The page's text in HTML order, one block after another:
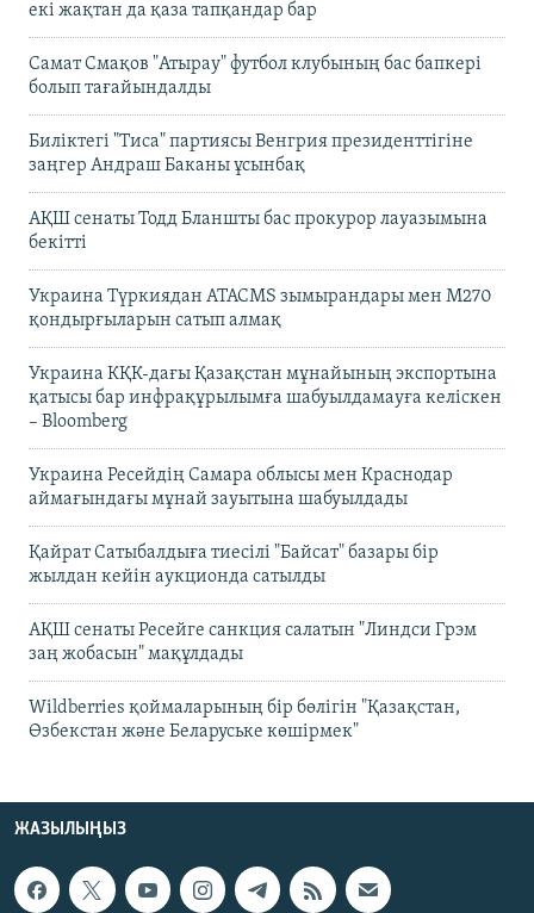
екі жақтан да қаза тапқандар бар
Самат Смақов "Атырау" футбол клубының бас бапкері
болып тағайындалды
Биліктегі "Тиса" партиясы Венгрия президенттігіне
заңгер Андраш Баканы ұсынбақ
АҚШ сенаты Тодд Бланшты бас прокурор лауазымына
бекітті
Украина Түркиядан ATACMS зымырандары мен M270
қондырғыларын сатып алмақ
Украина КҚК-дағы Қазақстан мұнайының экспортына
қатысы бар инфрақұрылымға шабуылдамауға келіскен
– Bloomberg
Украина Ресейдің Самара облысы мен Краснодар
аймағындағы мұнай зауытына шабуылдады
Қайрат Сатыбалдыға тиесілі "Байсат" базары бір
жылдан кейін аукционда сатылды
АҚШ сенаты Ресейге санкция салатын "Линдси Грэм
заң жобасын" мақұлдады
Wildberries қоймаларының бір бөлігін "Қазақстан,
Өзбекстан және Беларуське көшірмек"
ЖАЗЫЛЫҢЫЗ